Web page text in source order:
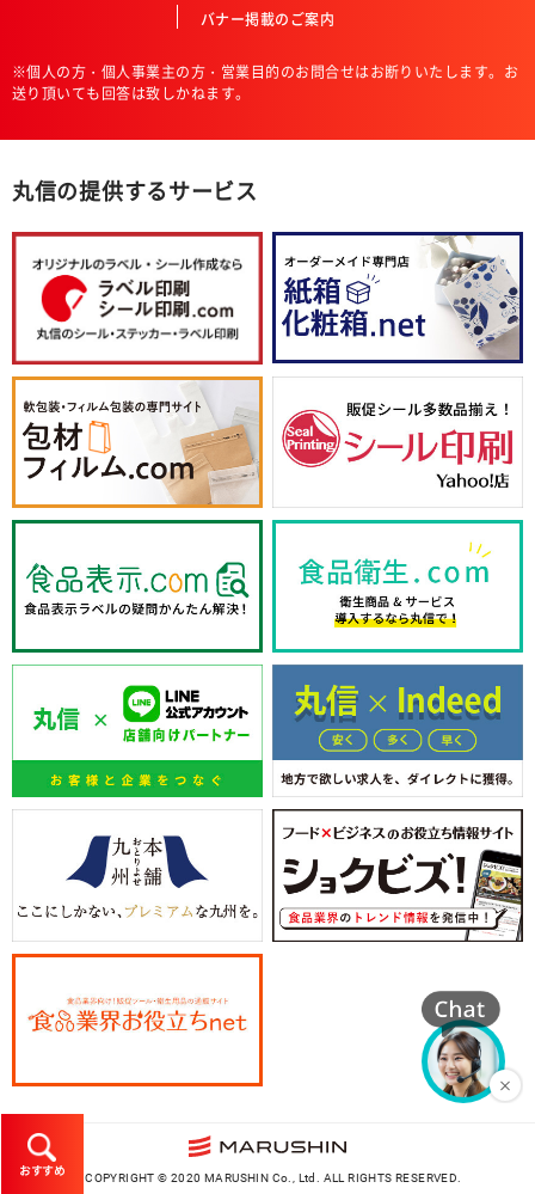
おすすめ
バナー掲載のご案内
※個人の方・個人事業主の方・営業目的のお問合せはお断りいたします。お
送り頂いても回答は致しかねます。
丸信の提供するサービス
COPYRIGHT © 2020 MARUSHIN Co., Ltd. ALL RIGHTS RESERVED.